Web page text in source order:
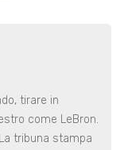
tirare in
come LeBron.
tribuna stampa